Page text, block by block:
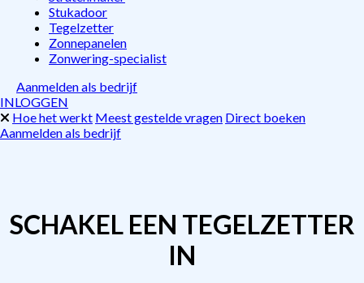
Stukadoor
Tegelzetter
Zonnepanelen
Zonwering-specialist
Aanmelden als bedrijf
INLOGGEN
Hoe het werkt Meest gestelde vragen Direct boeken
Aanmelden als bedrijf
SCHAKEL EEN TEGELZETTER
IN